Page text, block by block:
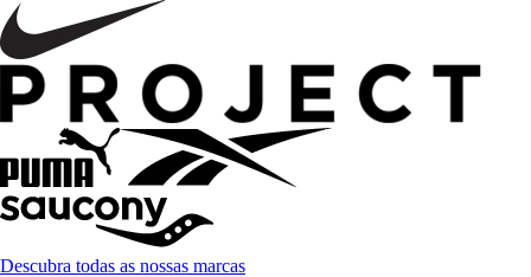
Descubra todas as nossas marcas